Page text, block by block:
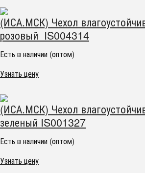
(ИСА.МСК) Чехол
розовый IS004314
Есть в наличии (оптом)
Узнать цену
(ИСА.МСК) Чехол
зеленый IS001327
Есть в наличии (оптом)
Узнать цену